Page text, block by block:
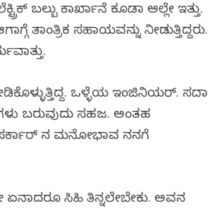
ಬಲ್ಬು ಕಾರ್ಖಾನೆ ಕೂಡಾ ಅಲ್ಲೇ ಇತ್ತು.
ಸಹಾಯವನ್ನು ನೀಡುತ್ತಿದ್ದರು.
ಒಳ್ಳೆಯ ಇಂಜಿನಿಯರ್. ಸದಾ
ಬರುವುದು ಸಹಜ. ಅಂತಹ
ನ ಮನೋಭಾವ ನನಗೆ
ಸಿಹಿ ತಿನ್ನಲೇಬೇಕು. ಅವನ